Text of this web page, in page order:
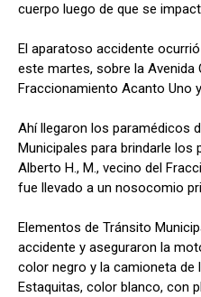
cuerpo luego de que se
El aparatoso accidente
este martes, sobre la Avenida
Fraccionamiento Acanto Uno
Ahí llegaron los paramédicos
Municipales para brindarle los
Alberto H., M., vecino del
fue llevado a un nosocomio
Elementos de Tránsito
accidente y aseguraron la
color negro y la camioneta de
Estaquitas, color blanco, con